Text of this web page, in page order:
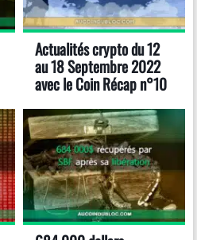
Actualités crypto du 12
au 18 Septembre 2022
avec le Coin Récap n°10